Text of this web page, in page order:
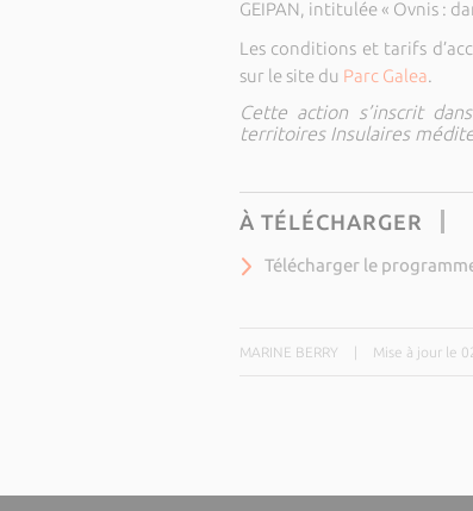
GEIPAN, intitulée « Ovnis :
Les conditions et tarifs
sur le site du Parc Galea.
Cette action s’inscrit
territoires Insulaires
À TÉLÉCHARGER
Télécharger le
MARINE BERRY Mise à jour le